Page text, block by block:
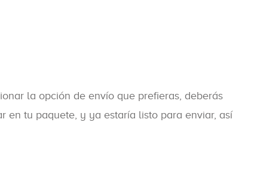
la opción de envío que prefieras, deberás
en tu paquete, y ya estaría listo para enviar, así